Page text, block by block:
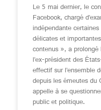
Le 5 mai dernier, le
Facebook, chargé
indépendante
délicates et
contenus », a
l’ex-président des
effectif sur l’ensemble
depuis les émeutes du
appelle à se
public et politique.